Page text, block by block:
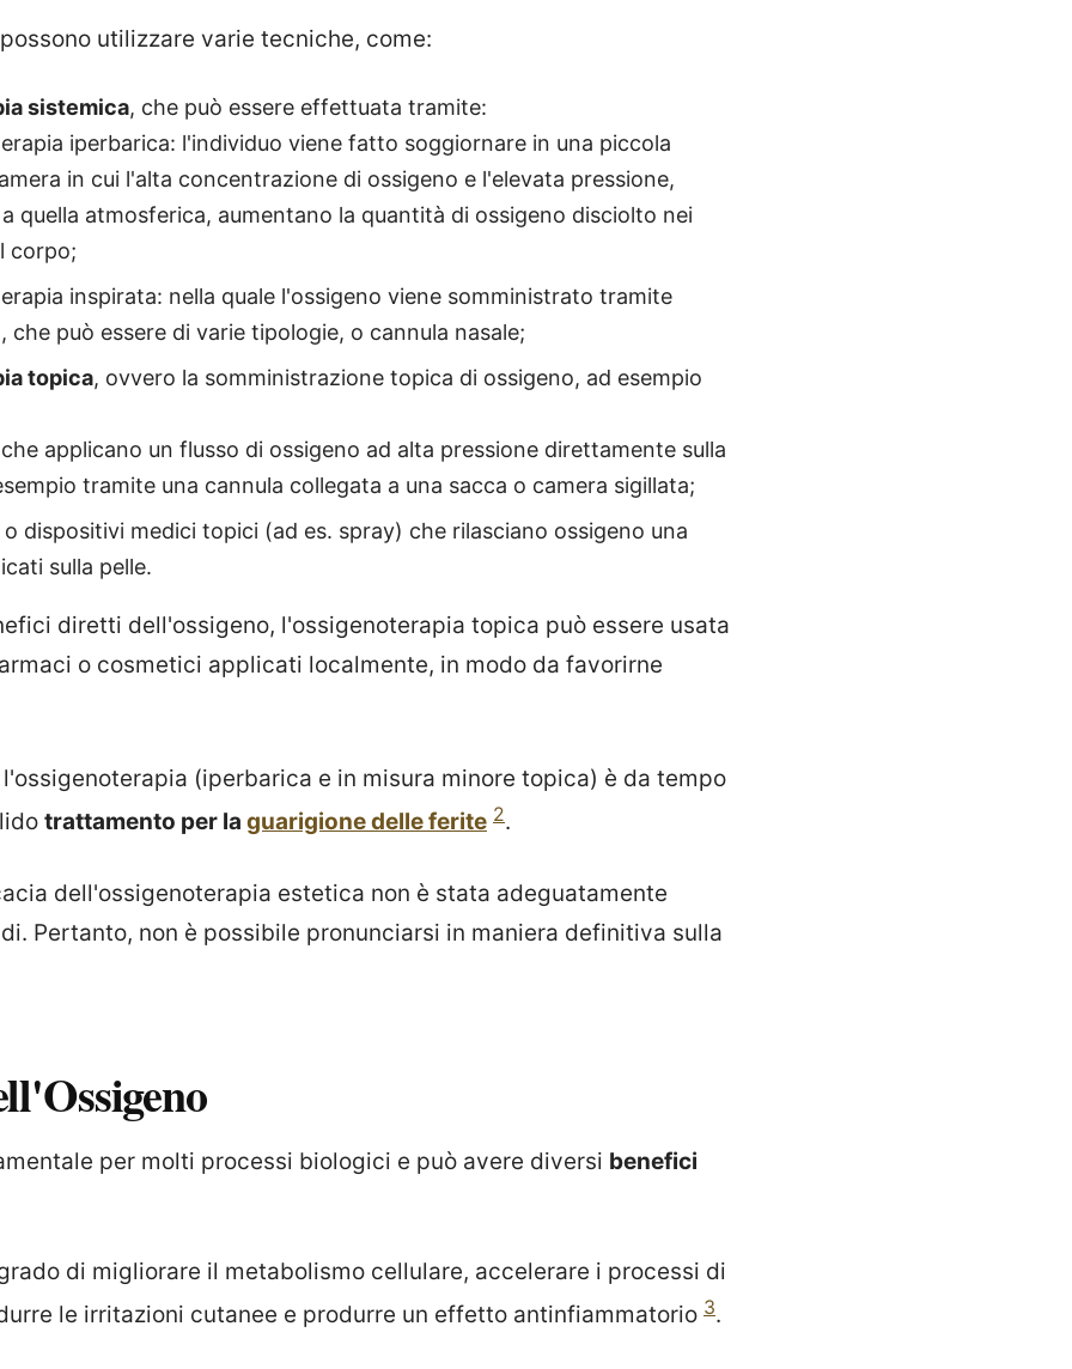
utilizzare varie tecniche, come:
sistemica, che può essere effettuata tramite:
iperbarica: l'individuo viene fatto soggiornare in una piccola
in cui l'alta concentrazione di ossigeno e l'elevata pressione,
quella atmosferica, aumentano la quantità di ossigeno disciolto nei
corpo;
inspirata: nella quale l'ossigeno viene somministrato tramite
che può essere di varie tipologie, o cannula nasale;
topica, ovvero la somministrazione topica di ossigeno, ad esempio
applicano un flusso di ossigeno ad alta pressione direttamente sulla
tramite una cannula collegata a una sacca o camera sigillata;
dispositivi medici topici (ad es. spray) che rilasciano ossigeno una
sulla pelle.
diretti dell'ossigeno, l'ossigenoterapia topica può essere usata
o cosmetici applicati localmente, in modo da favorirne
(iperbarica e in misura minore topica) è da tempo
trattamento per la guarigione delle ferite 2.
dell'ossigenoterapia estetica non è stata adeguatamente
Pertanto, non è possibile pronunciarsi in maniera definitiva sulla
per molti processi biologici e può avere diversi benefici
di migliorare il metabolismo cellulare, accelerare i processi di
le irritazioni cutanee e produrre un effetto antinfiammatorio 3.